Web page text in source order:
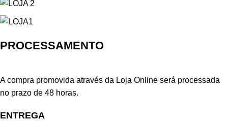
PROCESSAMENTO
A compra promovida através da Loja Online será processada
no prazo de 48 horas.
ENTREGA